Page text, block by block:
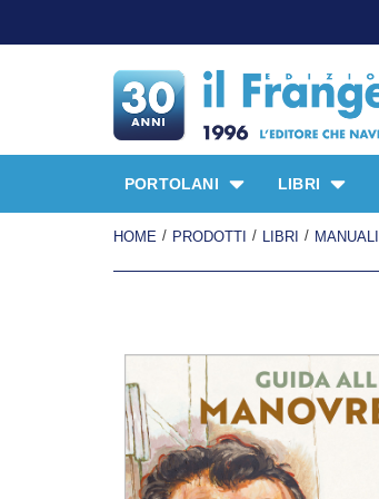
PORTOLANI LIBRI
HOME / PRODOTTI / LIBRI / MANUALI